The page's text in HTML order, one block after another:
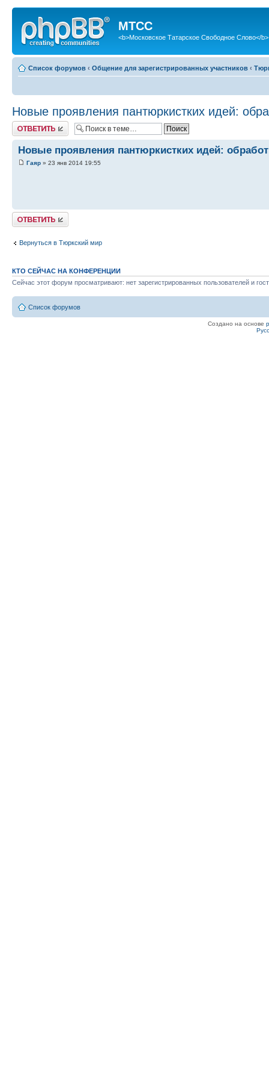
МТСС
<b>Московское Татарское Свободное Слово</b>
Список форумов ‹ Общение для зарегистрированных участников ‹
Новые проявления пантюркистких идей:
Ответить
Новые проявления пантюркистких идей:
Гаяр » 23 янв 2014 19:55
Ответить
Вернуться в Тюркский мир
КТО СЕЙЧАС НА КОНФЕРЕНЦИИ
Сейчас этот форум просматривают: нет зарегистрированных пользователей и
Список форумов
Создано на основе